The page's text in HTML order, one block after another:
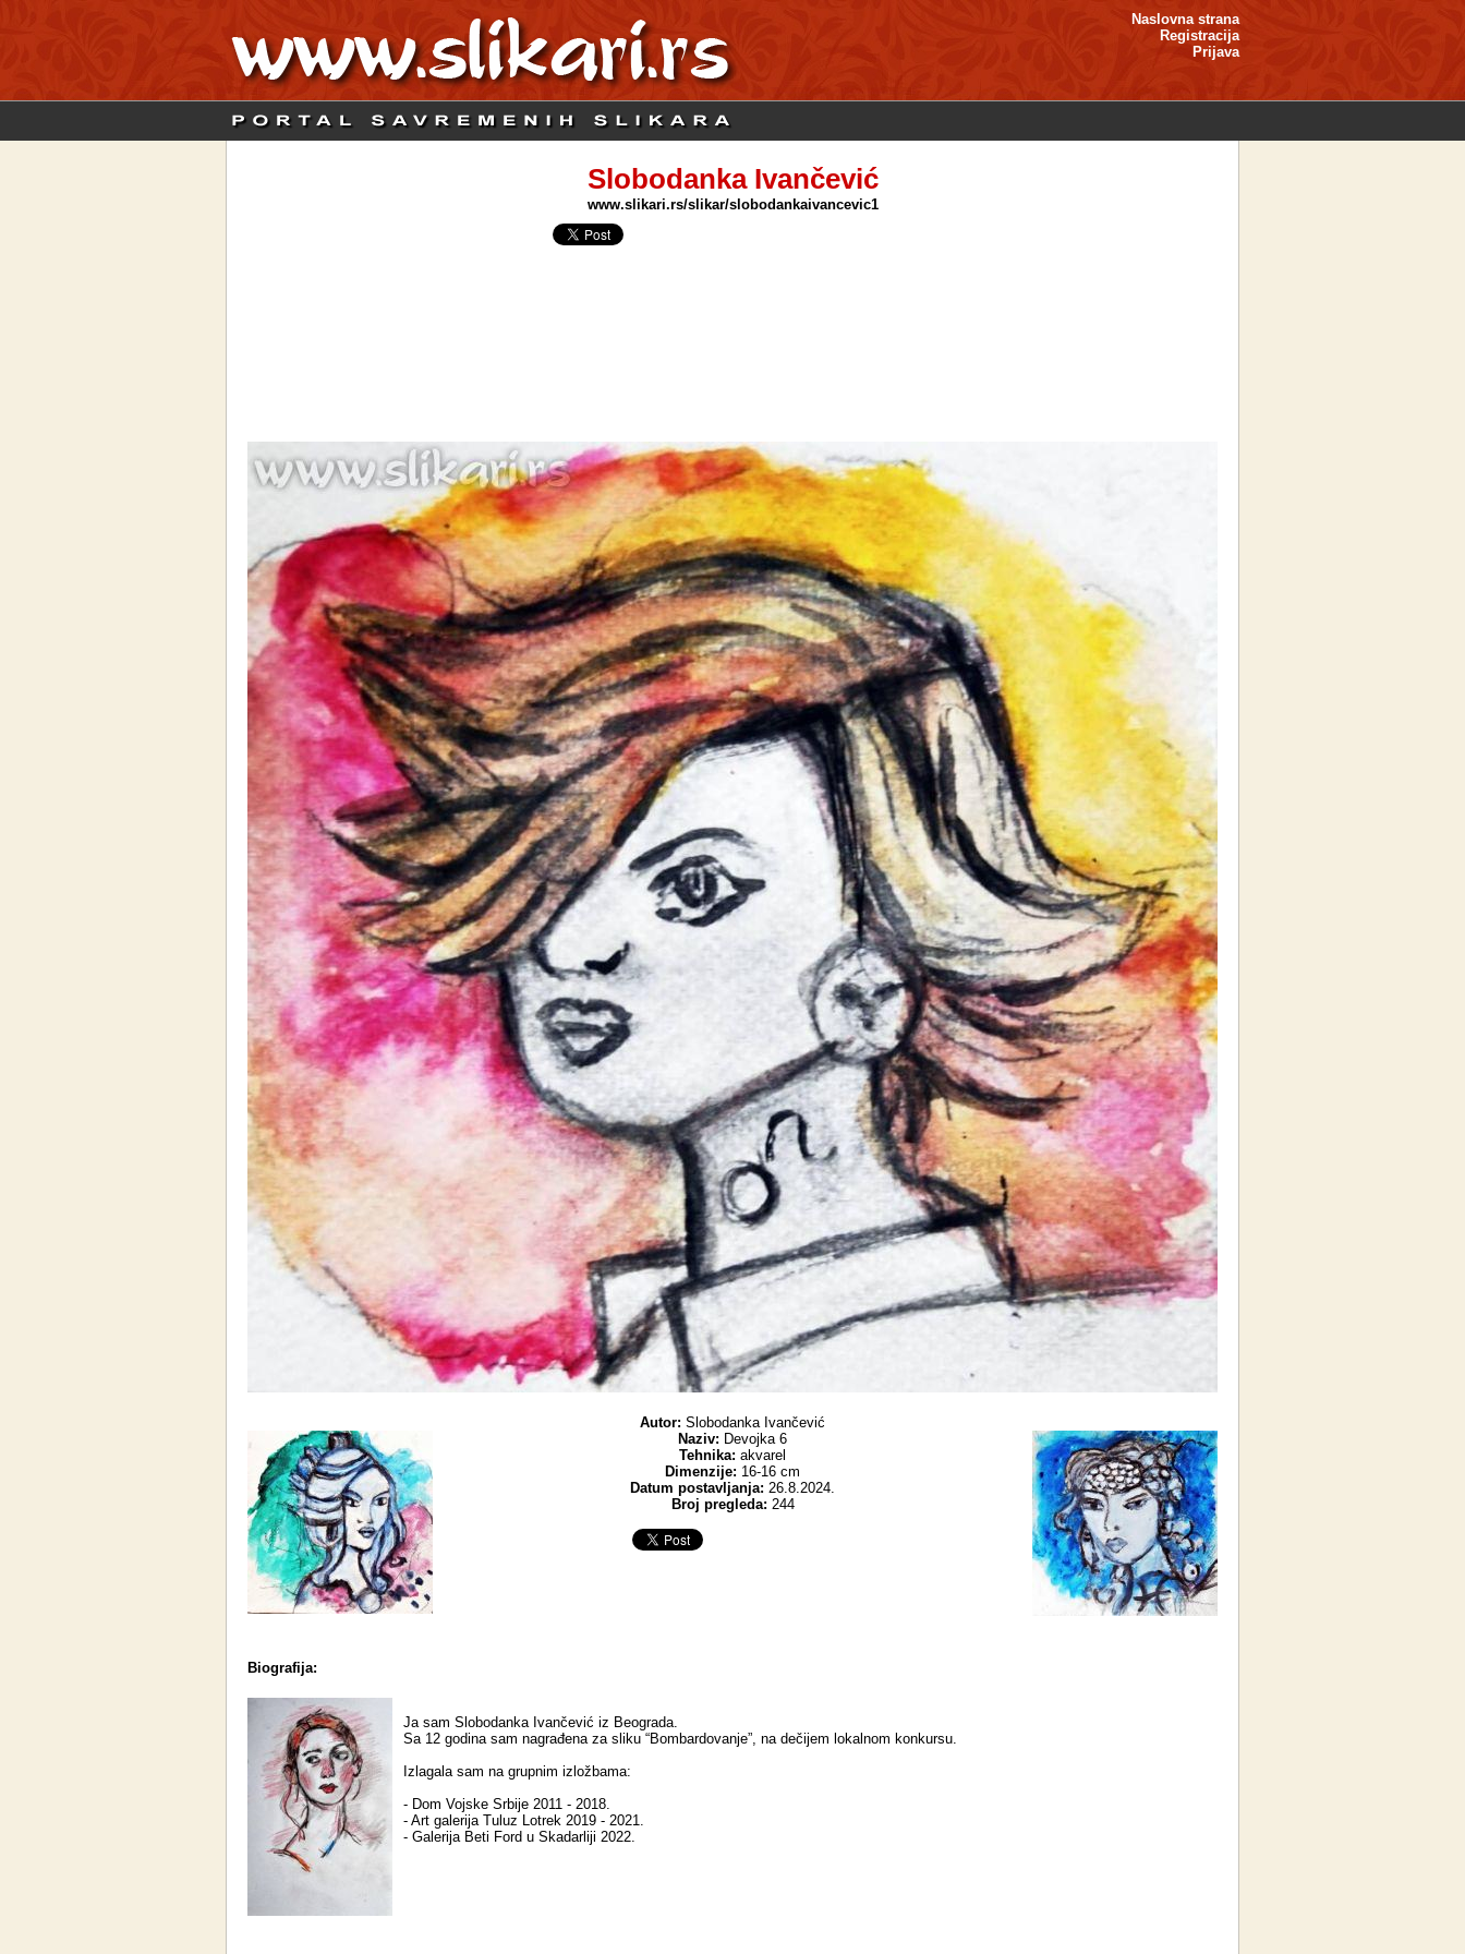
Naslovna strana
Registracija
Prijava
Slobodanka Ivančević
www.slikari.rs/slikar/slobodankaivancevic1
Autor: Slobodanka Ivančević
Naziv: Devojka 6
Tehnika: akvarel
Dimenzije: 16-16 cm
Datum postavljanja: 26.8.2024.
Broj pregleda: 244
Biografija:
Ja sam Slobodanka Ivančević iz Beograda.
Sa 12 godina sam nagrađena za sliku “Bombardovanje”, na dečijem lokalnom konkursu.
Izlagala sam na grupnim izložbama:
- Dom Vojske Srbije 2011 - 2018.
- Art galerija Tuluz Lotrek 2019 - 2021.
- Galerija Beti Ford u Skadarliji 2022.